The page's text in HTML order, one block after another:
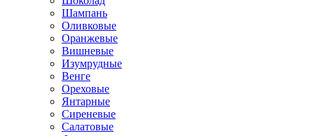
Шампань
Оливковые
Оранжевые
Вишневые
Изумрудные
Венге
Ореховые
Янтарные
Сиреневые
Салатовые